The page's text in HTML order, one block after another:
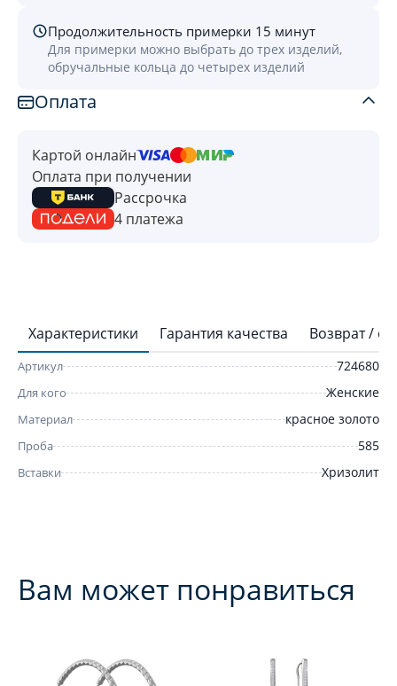
Продолжительность примерки 15 минут
Для примерки можно выбрать до трех изделий,
обручальные кольца до четырех изделий
Оплата
Картой онлайн
Оплата при получении
Рассрочка
4 платежа
Характеристики Гарантия качества Возврат /
Артикул 724680
Для кого Женские
Материал красное золото
Проба 585
Вставки Хризолит
Вам может понравиться